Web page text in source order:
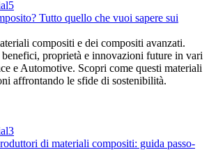
Tutto quello che vuoi sapere sui
compositi e dei compositi avanzati.
proprietà e innovazioni future in vari
e Automotive. Scopri come questi materiali
affrontando le sfide di sostenibilità.
di materiali compositi: guida passo-